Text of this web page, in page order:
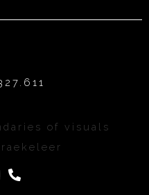
of visuals